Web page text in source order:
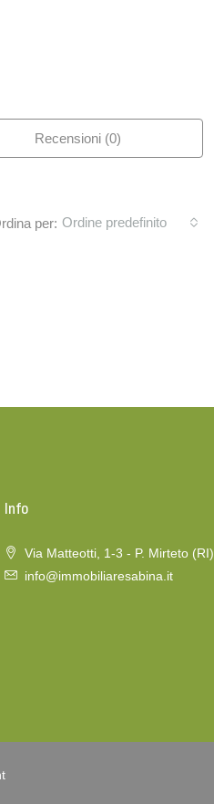
Recensioni (0)
per: Ordine predefinito
Info
Via Matteotti, 1-3 - P. Mirteto (RI)
info@immobiliaresabina.it